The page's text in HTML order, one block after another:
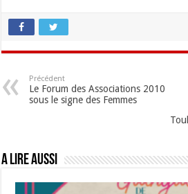
Précédent
Le Forum des Associations 2010
sous le signe des Femmes
A lire aussi